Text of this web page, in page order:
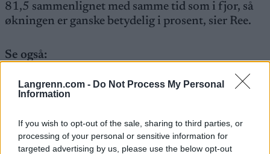
Langrenn.com - Do Not Process My Personal
Information
If you wish to opt-out of the sale, sharing to third parties, or
processing of your personal or sensitive information for
targeted advertising by us, please use the below opt-out
81,5 sammenlignet med samme tid som i fjor, så
økningen er ganske betydelig i prosent, sier Ree.
Se også:
Fjorden Ree
– Jeg trener rolig på dag én, to terskeløkter på dag
to, en hardøkt på dag tre, mengde på dag fire og tar
helt fri på dag fem. Dette har jeg gjentatt uke etter